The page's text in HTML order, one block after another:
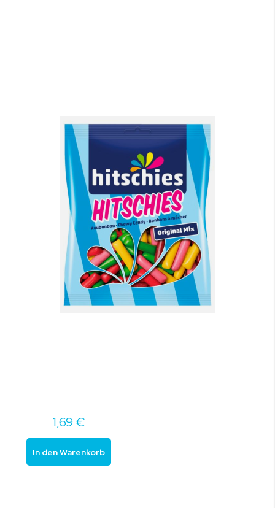
1,69 €
In den Warenkorb